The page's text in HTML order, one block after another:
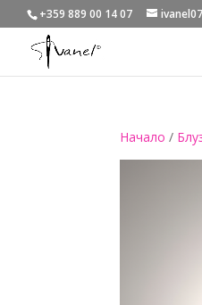
+359 889 00 14 07
Начало /